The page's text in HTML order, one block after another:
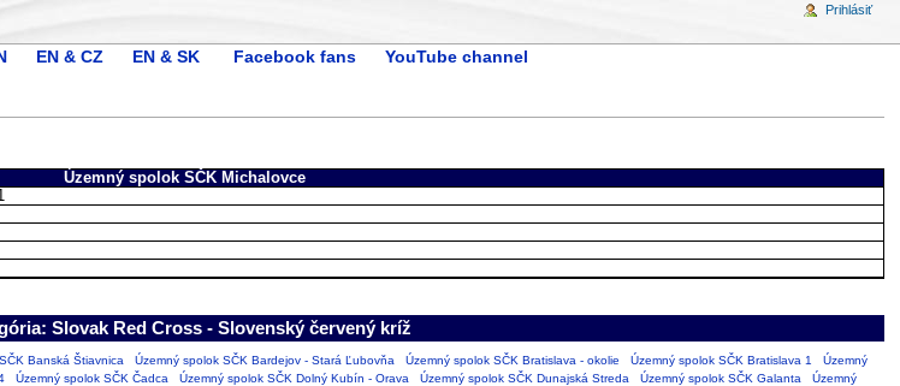
EN & CZ EN & SK Facebook fans YouTube channel
Územný spolok SČK Michalovce
Slovak Red Cross - Slovenský červený kríž
Banská Štiavnica Územný spolok SČK Bardejov - Stará Ľubovňa Územný spolok SČK Bratislava - okolie Územný spolok SČK Bratislava 1
Územný
Územný spolok SČK Čadca Územný spolok SČK Dolný Kubín - Orava Územný spolok SČK Dunajská Streda Územný spolok SČK Galanta
Územný
Prihlásiť